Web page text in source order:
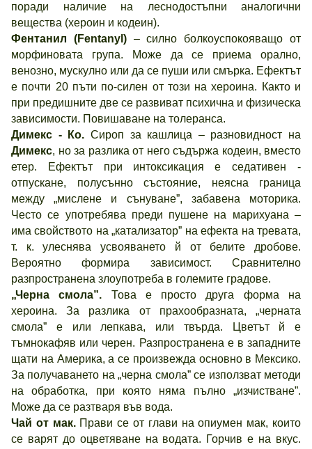
поради наличие на леснодостъпни аналогични
вещества (хероин и кодеин).
Фентанил (Fentanyl)– силно болкоуспокояващо от
морфиновата група. Може да се приема орално,
венозно, мускулно или да се пуши или смърка. Ефектът
е почти 20 пъти по-силен от този на хероина. Както и
при предишните две се развиват психична и физическа
зависимости. Повишаване на толеранса.
Димекс - Ко. Сироп за кашлица – разновидност на
Димекс, но за разлика от него съдържа кодеин, вместо
етер. Ефектът при интоксикация е седативен -
отпускане, полусънно състояние, неясна граница
между „мислене и сънуване”, забавена моторика.
Често се употребява преди пушене на марихуана –
има свойството на „катализатор” на ефекта на тревата,
т. к. улеснява усвояването й от белите дробове.
Вероятно формира зависимост. Сравнително
разпространена злоупотреба в големите градове.
„Черна смола”. Това е просто друга форма на
хероина. За разлика от прахообразната, „черната
смола” е или лепкава, или твърда. Цветът й е
тъмнокафяв или черен. Разпространена е в западните
щати на Америка, а се произвежда основно в Мексико.
За получаването на „черна смола” се използват методи
на обработка, при която няма пълно „изчистване”.
Може да се разтваря във вода.
Чай от мак.Прави се от глави на опиумен мак, които
се варят до оцветяване на водата. Горчив е на вкус.